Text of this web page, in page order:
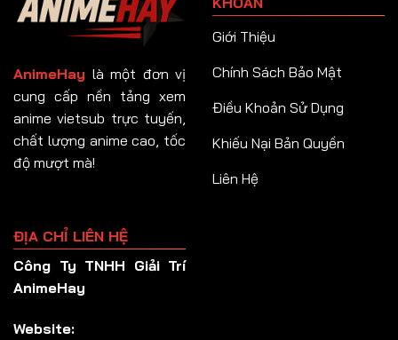
AnimeHay là một đơn vị
cung cấp nền tảng xem
anime vietsub trực tuyến,
chất lượng anime cao, tốc
độ mượt mà!
Giới Thiệu
Chính Sách Bảo Mật
Điều Khoản Sử Dụng
Khiếu Nại Bản Quyền
Liên Hệ
ĐỊA CHỈ LIÊN HỆ
Công Ty TNHH Giải Trí
AnimeHay
Website: